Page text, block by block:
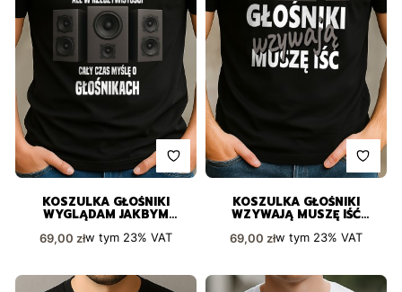
KOSZULKA GŁOŚNIKI
WYGLĄDAM JAKBYM
Cena brutto
69,00 złw tym 23%VAT
KOSZULKA GŁOŚNIKI
WZYWAJĄ MUSZĘ IŚĆ
Cena brutto
69,00 złw tym 23% VAT